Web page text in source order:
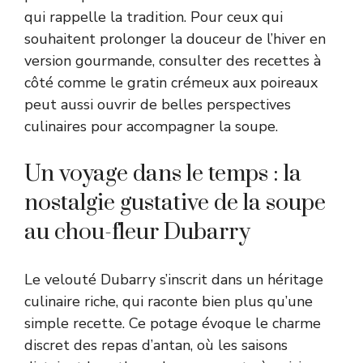
qui rappelle la tradition. Pour ceux qui
souhaitent prolonger la douceur de l’hiver en
version gourmande, consulter des recettes à
côté comme le gratin crémeux aux poireaux
peut aussi ouvrir de belles perspectives
culinaires pour accompagner la soupe.
Un voyage dans le temps : la
nostalgie gustative de la soupe
au chou-fleur Dubarry
Le velouté Dubarry s’inscrit dans un héritage
culinaire riche, qui raconte bien plus qu’une
simple recette. Ce potage évoque le charme
discret des repas d’antan, où les saisons